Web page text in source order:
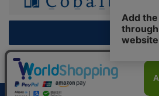
PC版を表示
利用規約 特定商取引法に基づく表示 プ
集英社 HAPPY PLUS STORE